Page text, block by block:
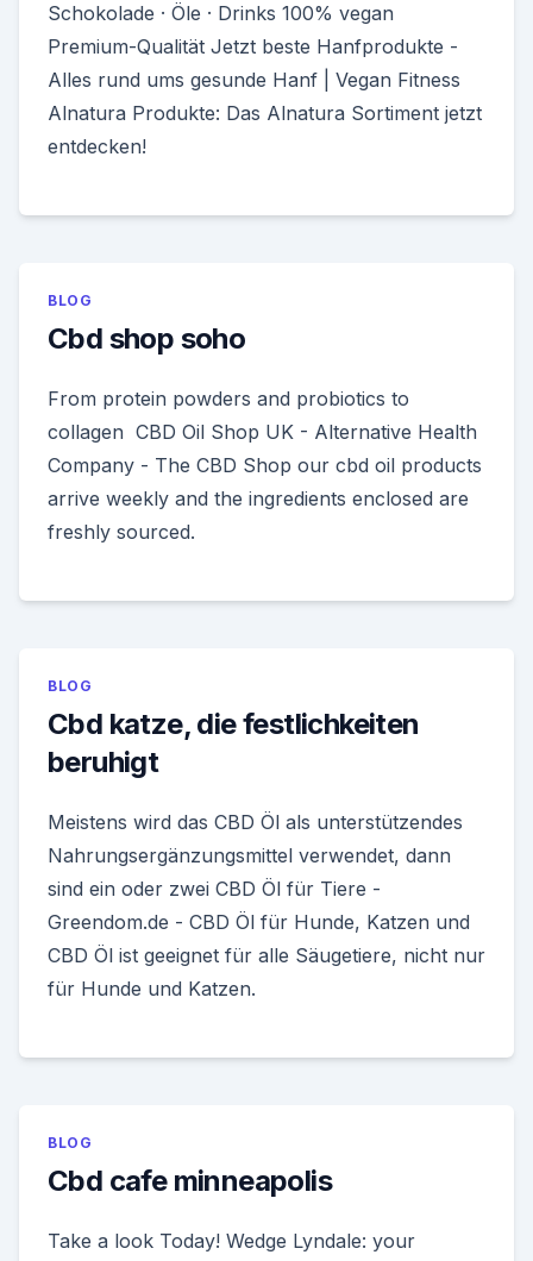
Schokolade · Öle · Drinks 100% vegan
Premium-Qualität Jetzt beste Hanfprodukte -
Alles rund ums gesunde Hanf | Vegan Fitness
Alnatura Produkte: Das Alnatura Sortiment jetzt
entdecken!
BLOG
Cbd shop soho
From protein powders and probiotics to
collagen CBD Oil Shop UK - Alternative Health
Company - The CBD Shop our cbd oil products
arrive weekly and the ingredients enclosed are
freshly sourced.
BLOG
Cbd katze, die festlichkeiten
beruhigt
Meistens wird das CBD Öl als unterstützendes
Nahrungsergänzungsmittel verwendet, dann
sind ein oder zwei CBD Öl für Tiere -
Greendom.de - CBD Öl für Hunde, Katzen und
CBD Öl ist geeignet für alle Säugetiere, nicht nur
für Hunde und Katzen.
BLOG
Cbd cafe minneapolis
Take a look Today! Wedge Lyndale: your